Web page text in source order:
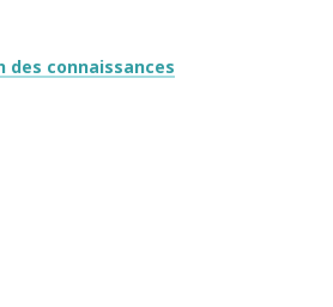
des connaissances